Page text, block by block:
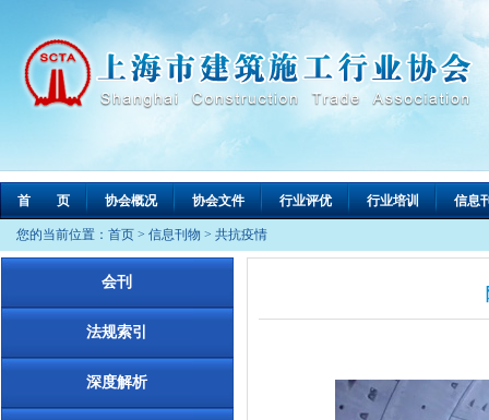
首 页 协会概况 协会文件 行业评优 行业培训 信息
您的当前位置： 首页 > 信息刊物 > 共抗疫情
会刊
法规索引
深度解析